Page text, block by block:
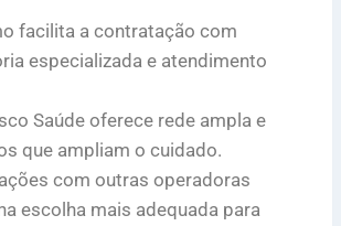
facilita a contratação com
especializada e atendimento
Saúde oferece rede ampla e
que ampliam o cuidado.
com outras operadoras
escolha mais adequada para